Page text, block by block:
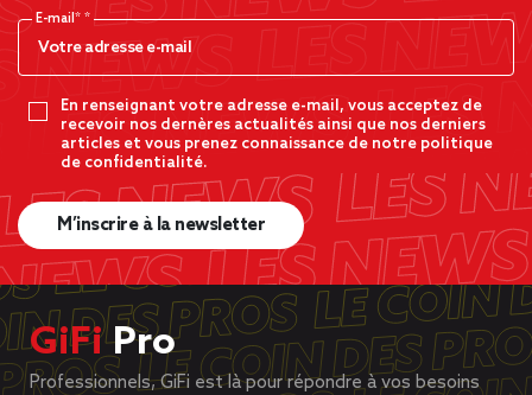
E-mail*
En renseignant votre adresse e-mail, vous acceptez de
recevoir nos dernères actualités ainsi que nos derniers
articles et vous prenez connaissance de notre politique
de confidentialité.
M’inscrire à la newsletter
GiFiPro
Professionnels, GiFi est là pour répondre à vos besoins